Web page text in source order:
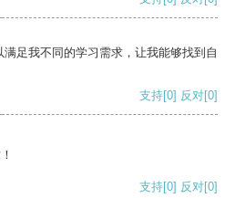
足我不同的学习需求，让我能够找到自
支持[0] 反对[0]
支持[0] 反对[0]